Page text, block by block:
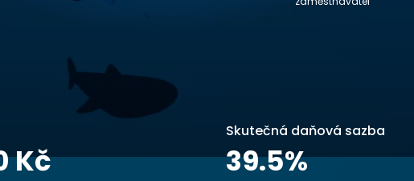
Kč
Skutečná daňová sazba
39.5%